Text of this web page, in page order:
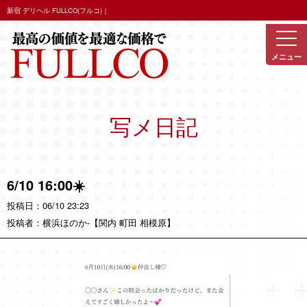
新宿 デリヘル FULLCO(フルコ)｜
写メ日記
6/10 16:00☀️
06/10 23:23
横浜ほのか-【関内 町田 相模原】